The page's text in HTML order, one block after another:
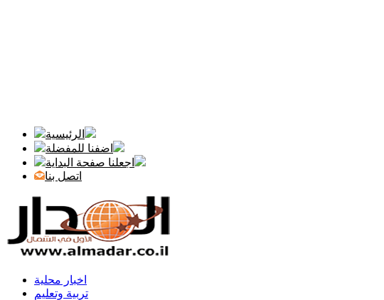
الرئيسية
اضفنا للمفضلة
اجعلنا صفحة البداية
اتصل بنا
اخبار محلية
تربية وتعليم